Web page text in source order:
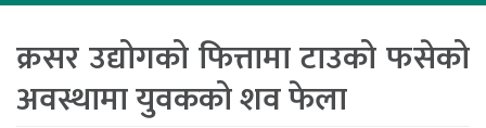
क्रसर उद्योगको फित्तामा टाउको फसेको
अवस्थामा युवकको शव फेला